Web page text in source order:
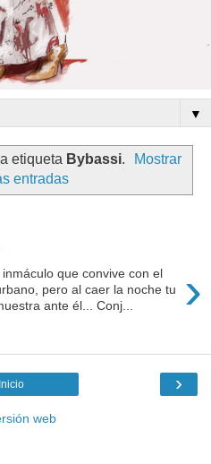
▼
etiqueta Bybassi.
Mostrar
entradas
›
que convive con el
pero al caer la noche tu
ante él... Conj...
›
Inicio
web